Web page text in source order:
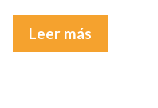
Leer más